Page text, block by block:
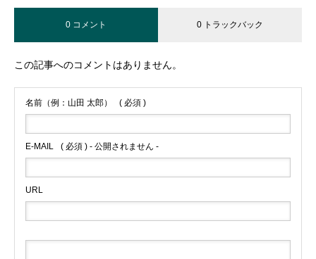
0 コメント 0 トラックバック
この記事へのコメントはありません。
名前（例：山田 太郎） ( 必須 )
E-MAIL ( 必須 ) - 公開されません -
URL